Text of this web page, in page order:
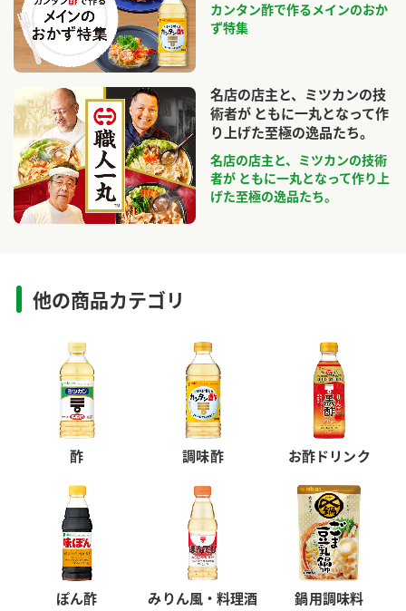
カンタン酢で作るメインのおか
ず特集
名店の店主と、ミツカンの技
術者が ともに一丸となって作
り上げた至極の逸品たち。
名店の店主と、ミツカンの技術
者が ともに一丸となって作り上
げた至極の逸品たち。
他の商品カテゴリ
酢 調味酢 お酢ドリンク
ぽん酢 みりん風・料理酒 鍋用調味料